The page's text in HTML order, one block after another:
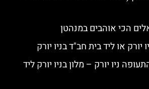
הכי אוהבים במנהטן
יורק או ליד בית חב"ד בניו יורק
ניו יורק – מלון בניו יורק ליד